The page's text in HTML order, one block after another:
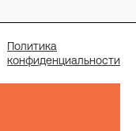
Политика
конфиденциальности